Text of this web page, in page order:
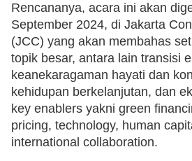
Rencananya, acara ini akan
September 2024, di Jakarta
(JCC) yang akan membahas
topik besar, antara lain transisi
keanekaragaman hayati dan
kehidupan berkelanjutan, dan
key enablers yakni green
pricing, technology, human
international collaboration.